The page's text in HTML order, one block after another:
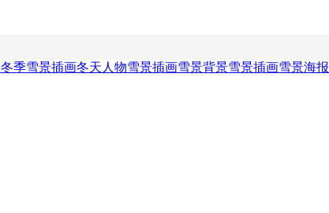
冬季雪景插画冬天人物雪景插画雪景背景雪景插画雪景海报